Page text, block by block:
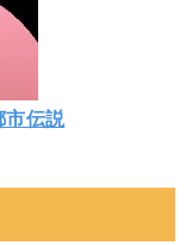
市伝説